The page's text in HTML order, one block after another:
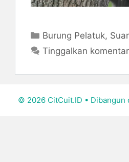
Kategori
Burung Pelatuk,
Tinggalkan komentar
© 2026 CitCuit.ID • Dibangun